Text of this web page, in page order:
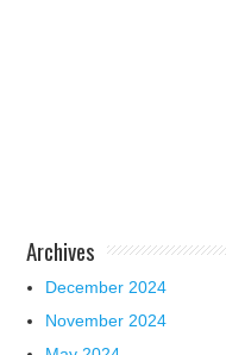
Archives
December 2024
November 2024